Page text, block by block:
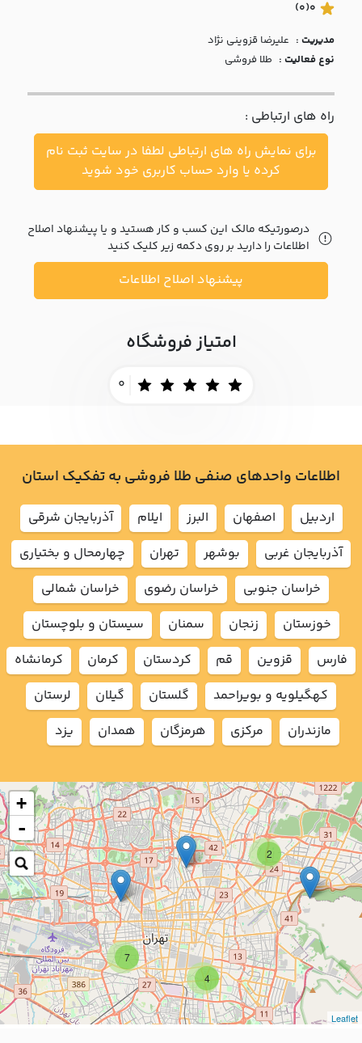
با ما
مقالات
اخبار
پرسش
متداول
خواست
0
(0)
مدیریت : عليرضا قزويني نژاد
نوع فعالیت : طلا فروشی
راه های ارتباطی :
برای نمایش راه های ارتباطی لطفا در سایت ثبت نام
کرده یا وارد حساب کاربری خود شوید
درصورتیکه مالک این کسب و کار هستید و یا پیشنهاد اصلاح
اطلاعات را دارید بر روی دکمه زیر کلیک کنید
پیشنهاد اصلاح اطلاعات
امتیاز فروشگاه
0
7
2
4
+
-
Leaflet
اطلاعات واحدهای صنفی طلا فروشی به تفکیک استان
اردبيل اصفهان البرز ايلام
آذربايجان شرقي
آذربايجان غربي
بوشهر تهران
چهارمحال و بختياري
خراسان جنوبي
خراسان رضوي
خراسان شمالي
خوزستان
زنجان سمنان
سيستان و بلوچستان
فارس
قزوين قم كردستان كرمان
كرمانشاه
كهگيلويه و بويراحمد
گلستان گيلان
لرستان
مازندران
مركزي هرمزگان همدان يزد